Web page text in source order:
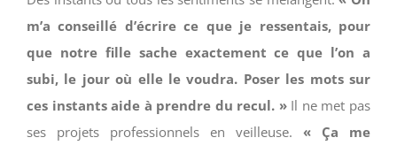
m’a conseillé d’écrire ce que je ressentais, pour
que notre fille sache exactement ce que l’on a
subi, le jour où elle le voudra. Poser les mots sur
ces instants aide à prendre du recul. »Il ne met pas
ses projets professionnels en veilleuse. « Ça me